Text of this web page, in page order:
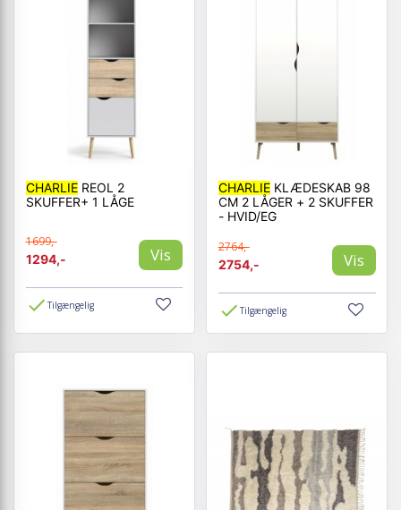
CHARLIEREOL 2
SKUFFER+ 1 LÅGE
1699,-
1294,-
Vis
Tilgængelig
CHARLIEKLÆDESKAB 98
CM 2 LÅGER + 2 SKUFFER
- HVID/EG
2764,-
2754,-
Vis
Tilgængelig